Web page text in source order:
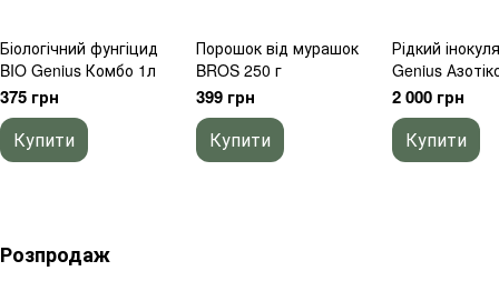
Біологічний фунгіцид
BIO Genius Комбо 1л
375 грн
Купити
Порошок від мурашок
BROS 250 г
399 грн
Купити
Рідкий
Genius
2 000 грн
Купити
Розпродаж